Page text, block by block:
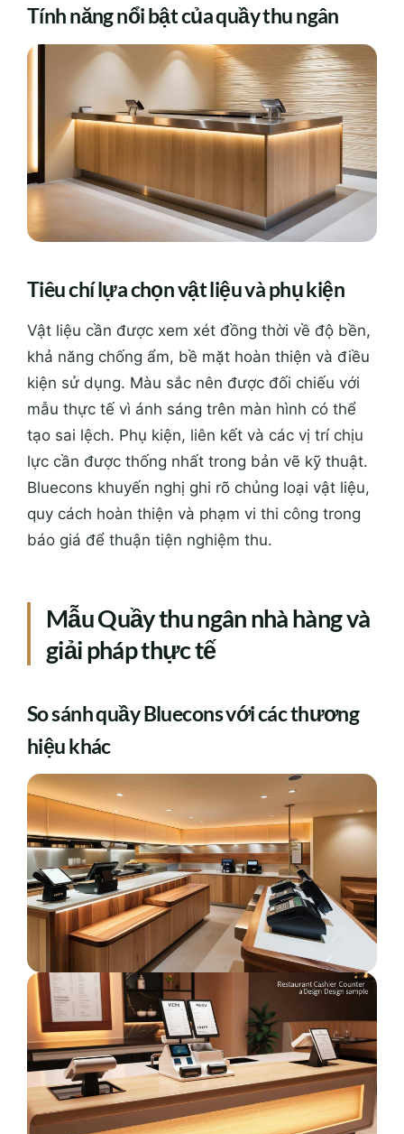
Tính năng nổi bật của quầy thu ngân
Tiêu chí lựa chọn vật liệu và phụ kiện
Vật liệu cần được xem xét đồng thời về độ bền,
khả năng chống ẩm, bề mặt hoàn thiện và điều
kiện sử dụng. Màu sắc nên được đối chiếu với
mẫu thực tế vì ánh sáng trên màn hình có thể
tạo sai lệch. Phụ kiện, liên kết và các vị trí chịu
lực cần được thống nhất trong bản vẽ kỹ thuật.
Bluecons khuyến nghị ghi rõ chủng loại vật liệu,
quy cách hoàn thiện và phạm vi thi công trong
báo giá để thuận tiện nghiệm thu.
Mẫu Quầy thu ngân nhà hàng và
giải pháp thực tế
So sánh quầy Bluecons với các thương
hiệu khác